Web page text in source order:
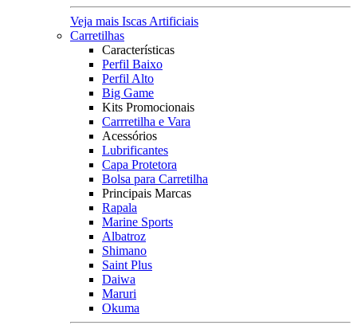
Veja mais Iscas Artificiais
Carretilhas
Características
Perfil Baixo
Perfil Alto
Big Game
Kits Promocionais
Carrretilha e Vara
Acessórios
Lubrificantes
Capa Protetora
Bolsa para Carretilha
Principais Marcas
Rapala
Marine Sports
Albatroz
Shimano
Saint Plus
Daiwa
Maruri
Okuma